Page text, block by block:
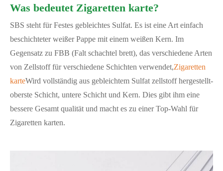
Was bedeutet Zigaretten karte?
SBS steht für Festes gebleichtes Sulfat. Es ist eine Art einfach
beschichteter weißer Pappe mit einem weißen Kern. Im
Gegensatz zu FBB (Falt schachtel brett), das verschiedene Arten
von Zellstoff für verschiedene Schichten verwendet,Zigaretten
karteWird vollständig aus gebleichtem Sulfat zellstoff hergestellt-
oberste Schicht, untere Schicht und Kern. Dies gibt ihm eine
bessere Gesamt qualität und macht es zu einer Top-Wahl für
Zigaretten karten.